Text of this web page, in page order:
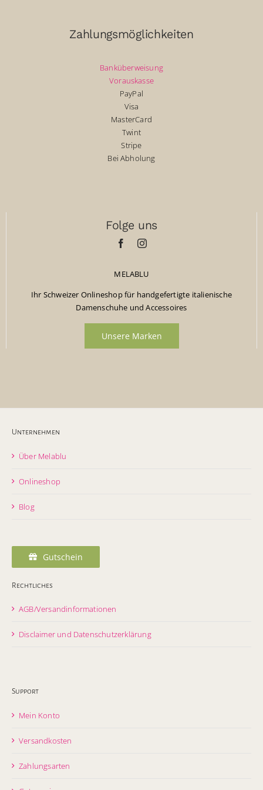
Zahlungsmöglichkeiten
Banküberweisung
Vorauskasse
PayPal
Visa
MasterCard
Twint
Stripe
Bei Abholung
Folge uns
MELABLU
Ihr Schweizer Onlineshop für handgefertigte italienische
Damenschuhe und Accessoires
Unsere Marken
Unternehmen
Über Melablu
Onlineshop
Blog
Gutschein
Rechtliches
AGB/Versandinformationen
Disclaimer und Datenschutzerklärung
Support
Mein Konto
Versandkosten
Zahlungsarten